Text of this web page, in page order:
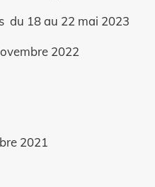
du 18 au 22 mai 2023
2022
2021